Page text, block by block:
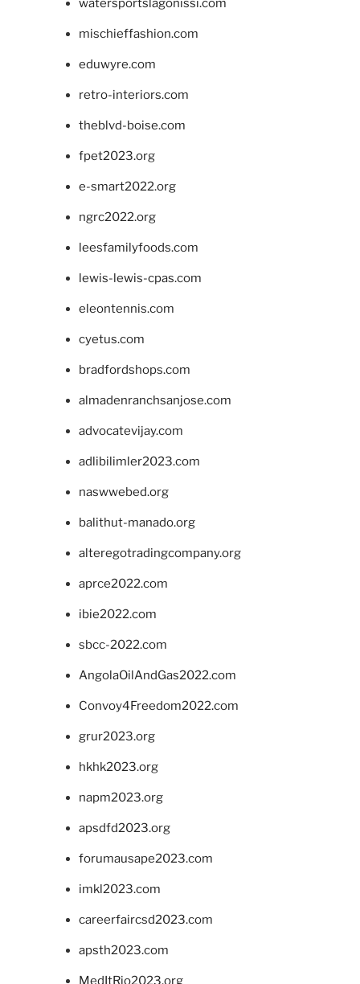
watersportslagonissi.com
mischieffashion.com
eduwyre.com
retro-interiors.com
theblvd-boise.com
fpet2023.org
e-smart2022.org
ngrc2022.org
leesfamilyfoods.com
lewis-lewis-cpas.com
eleontennis.com
cyetus.com
bradfordshops.com
almadenranchsanjose.com
advocatevijay.com
adlibilimler2023.com
naswwebed.org
balithut-manado.org
alteregotradingcompany.org
aprce2022.com
ibie2022.com
sbcc-2022.com
AngolaOilAndGas2022.com
Convoy4Freedom2022.com
grur2023.org
hkhk2023.org
napm2023.org
apsdfd2023.org
forumausape2023.com
imkl2023.com
careerfaircsd2023.com
apsth2023.com
MedItRio2023.org